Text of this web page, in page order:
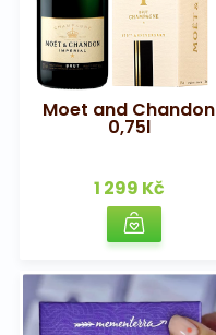
Moet and Chandon
0,75l
1 299 Kč